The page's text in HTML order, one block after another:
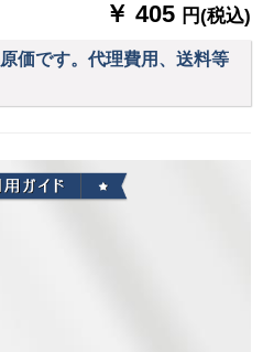
￥ 405 円(税込)
価です。代理費用、送料等